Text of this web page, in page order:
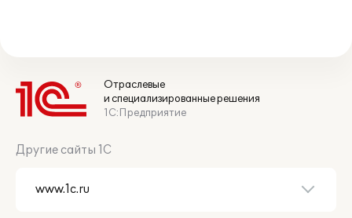
Отраслевые
и специализированные решения
1С:Предприятие
Другие сайты 1С